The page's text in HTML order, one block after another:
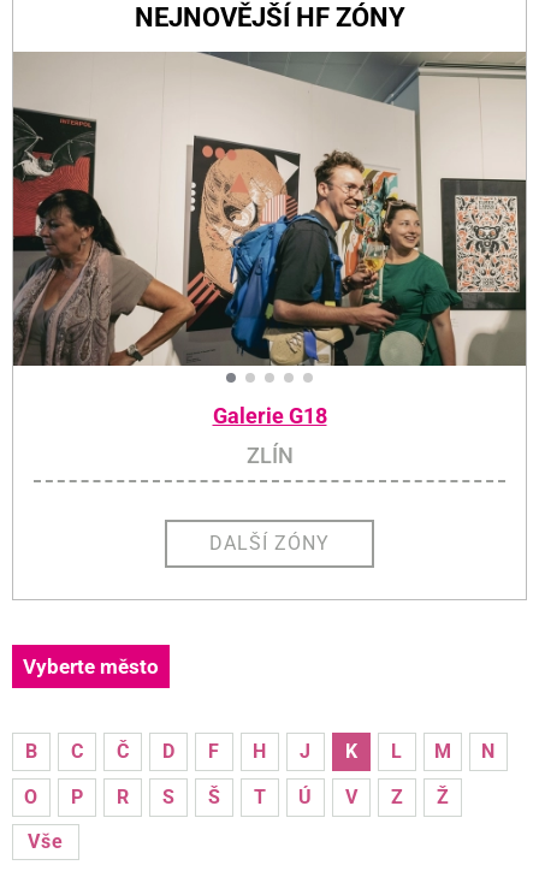
NEJNOVĚJŠÍ HF ZÓNY
Galerie G18
ZLÍN
DALŠÍ ZÓNY
Vyberte město
B C Č D F H J K L M
N
O
P R S Š T Ú V Z
Ž
Vše